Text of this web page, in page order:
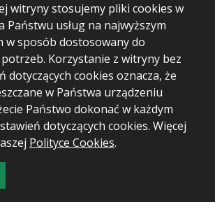
witryny stosujemy pliki cookies w
Państwu usług na najwyższym
w sposób dostosowany do
Korzystanie z witryny bez
dotyczących cookies oznacza, że
w Państwa urządzeniu
Państwo dokonać w każdym
dotyczących cookies. Więcej
Polityce Cookies.
5.7.0
BIP: 06.08.2026 13:13
z o.o. w Bydgoszczy